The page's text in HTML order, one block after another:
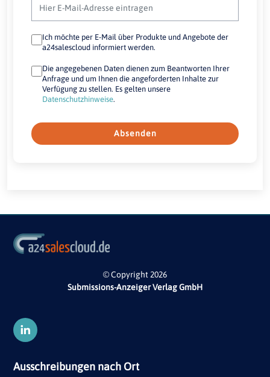
Ich möchte per E-Mail über Produkte und Angebote der
a24salescloud informiert werden.
Die angegebenen Daten dienen zum Beantworten Ihrer
Anfrage und um Ihnen die angeforderten Inhalte zur
Verfügung zu stellen. Es gelten unsere
Datenschutzhinweise.
Absenden
© Copyright 2026
Submissions-Anzeiger Verlag GmbH
Ausschreibungen nach Ort